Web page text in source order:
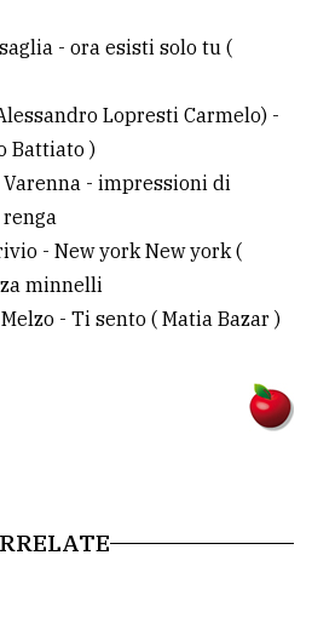
- ora esisti solo tu (
Lopresti Carmelo) -
Battiato )
- impressioni di
renga
- New york New york (
minnelli
- Ti sento ( Matia Bazar )